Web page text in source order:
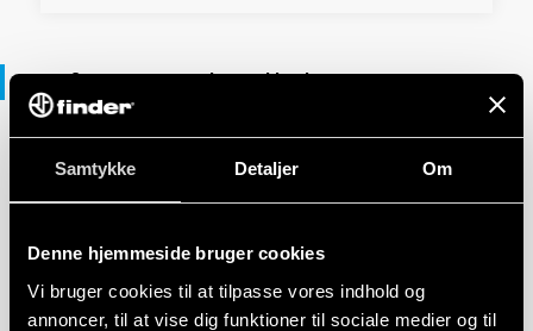
Samtykke Detaljer Om
Denne hjemmeside bruger cookies
Vi bruger cookies til at tilpasse vores indhold og
annoncer, til at vise dig funktioner til sociale medier og til
Overensstemmelseserklæring
DECLARATION OF CONFORMITY - UKCA
UKCA 85 Series
EN|| .PDF